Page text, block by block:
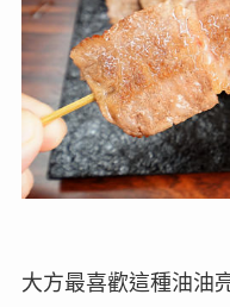
大方最喜歡這種油油